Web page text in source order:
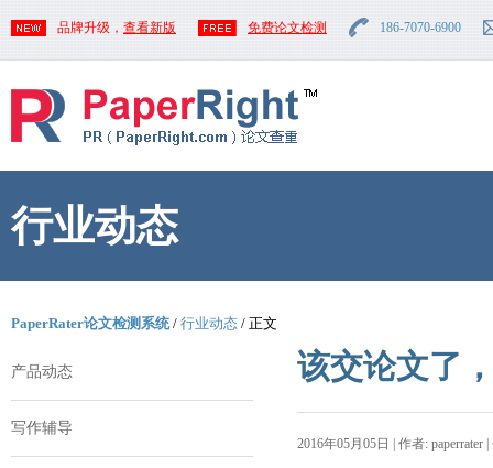
品牌升级， 查看新版 免费论文检测 186-7070-6900
行业动态
PaperRater论文检测系统/ 行业动态 / 正文
产品动态
写作辅导
该交论文了
2016年05月05日 | 作者: paperrater